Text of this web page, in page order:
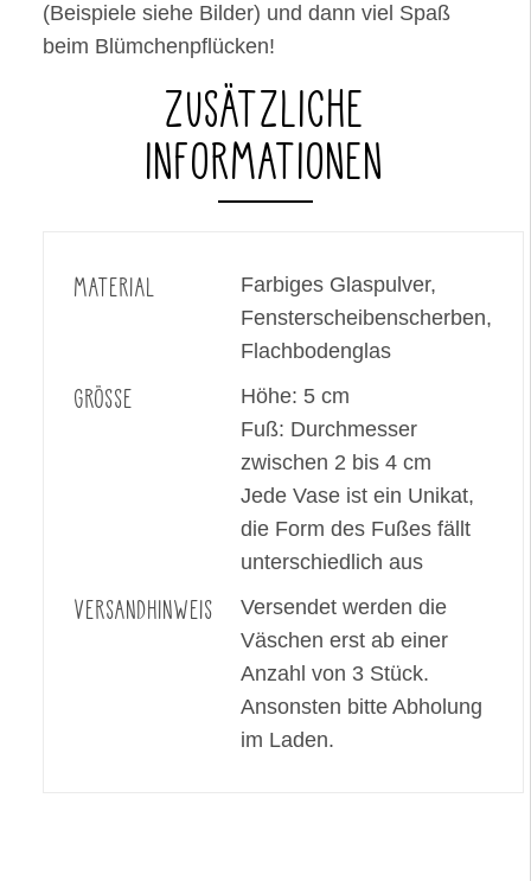
(Beispiele siehe Bilder) und dann viel Spaß
beim Blümchenpflücken!
ZUSÄTZLICHE
INFORMATIONEN
MATERIAL
Farbiges Glaspulver,
Fensterscheibenscherben,
Flachbodenglas
GRÖSSE
Höhe: 5 cm
Fuß: Durchmesser
zwischen 2 bis 4 cm
Jede Vase ist ein Unikat,
die Form des Fußes fällt
unterschiedlich aus
VERSANDHINWEIS
Versendet werden die
Väschen erst ab einer
Anzahl von 3 Stück.
Ansonsten bitte Abholung
im Laden.